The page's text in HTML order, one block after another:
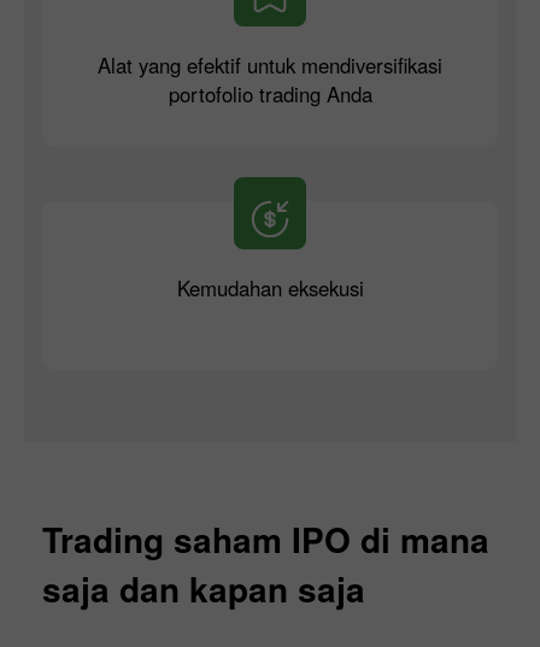
Alat yang efektif untuk mendiversifikasi
portofolio trading Anda
Kemudahan eksekusi
Trading saham IPO di mana
saja dan kapan saja